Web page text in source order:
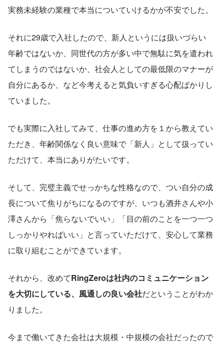
実務未経験の業種で本当についていけるかが不安でした。
それに29歳で入社したので、新人というには扱いづらい
年齢ではないか、同世代の方が多い中で無駄に気を遣われ
てしまうのではないか、社会人としての最低限のマナーが
自分にあるか、など今考えると気負いすぎる心配ばかりし
ていました。
でも実際に入社してみて、仕事の進め方を１から教えてい
ただき、年齢関係なく良い意味で「新人」として扱ってい
ただけて、本当にありがたいです。
そして、完璧主義でせっかちな性格なので、つい自分の成
長について焦りがちになるのですが、いつも酒井さんや小
澤さんから「焦らないでいい」「目の前のことを一つ一つ
しっかりやればいい」と言っていただけて、安心して業務
に取り組むことができています。
それから、改めてRingZeroは社内のコミュニケーション
を大切にしている、風通しの良い会社だということがわか
りました。
今まで働いてきた会社は大規模・中規模の会社だったので